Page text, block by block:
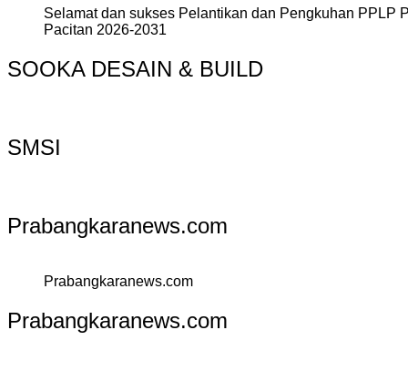
Selamat dan sukses Pelantikan dan Pengkuhan PPLP
Pacitan 2026-2031
SOOKA DESAIN & BUILD
SMSI
Prabangkaranews.com
Prabangkaranews.com
Prabangkaranews.com